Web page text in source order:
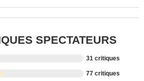
SPECTATEURS
31 critiques
77 critiques